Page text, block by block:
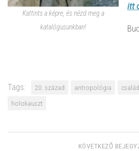
Kattints a képre, és nézd meg a
katalógusunkban!
itt
Tags: 20. század antropológia család
holokauszt
KÖVETKEZŐ